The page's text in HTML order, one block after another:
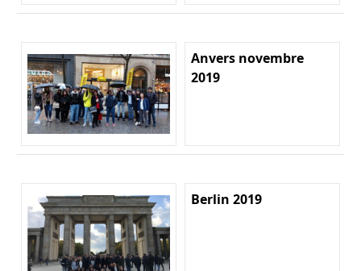
Anvers novembre
2019
Berlin 2019